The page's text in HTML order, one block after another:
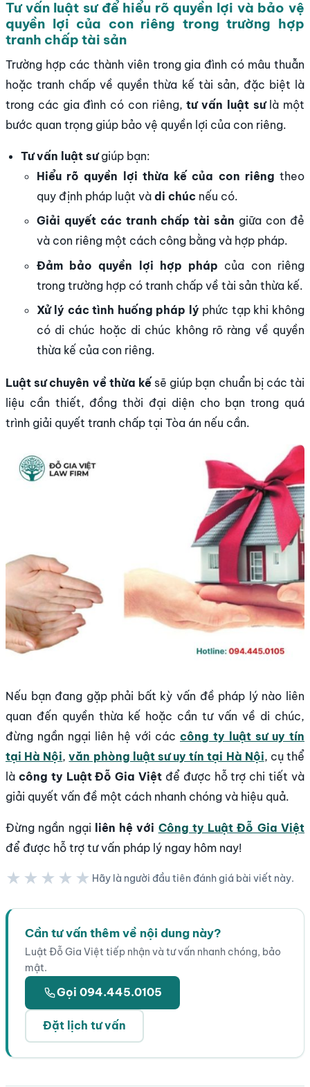
Tư vấn luật sư để hiểu rõ quyền lợi và bảo vệ
quyền lợi của con riêng trong trường hợp
tranh chấp tài sản
Trường hợp các thành viên trong gia đình có mâu thuẫn
hoặc tranh chấp về quyền thừa kế tài sản, đặc biệt là
trong các gia đình có con riêng,tư vấn luật sưlà một
bước quan trọng giúp bảo vệ quyền lợi của con riêng.
Tư vấn luật sưgiúp bạn:
Hiểu rõ quyền lợi thừa kế của con riêng theo
quy định pháp luật và di chúc nếu có.
Giải quyết các tranh chấp tài sản giữa con đẻ
và con riêng một cách công bằng và hợp pháp.
Đảm bảo quyền lợi hợp pháp của con riêng
trong trường hợp có tranh chấp về tài sản thừa kế.
Xử lý các tình huống pháp lý phức tạp khi không
có di chúc hoặc di chúc không rõ ràng về quyền
thừa kế của con riêng.
Luật sư chuyên về thừa kếsẽ giúp bạn chuẩn bị các tài
liệu cần thiết, đồng thời đại diện cho bạn trong quá
trình giải quyết tranh chấp tại Tòa án nếu cần.
Nếu bạn đang gặp phải bất kỳ vấn đề pháp lý nào liên
quan đến quyền thừa kế hoặc cần tư vấn về di chúc,
đừng ngần ngại liên hệ với các công ty luật sư uy tín
tại Hà Nội,văn phòng luật sư uy tín tại Hà Nội, cụ thể
là công ty Luật Đỗ Gia Việt để được hỗ trợ chi tiết và
giải quyết vấn đề một cách nhanh chóng và hiệu quả.
Đừng ngần ngại liên hệ với Công ty Luật Đỗ Gia Việt
để được hỗ trợ tư vấn pháp lý ngay hôm nay!
★★★★★ Hãy là người đầu tiên đánh giá bài viết này.
Cần tư vấn thêm về nội dung này?
Luật Đỗ Gia Việt tiếp nhận và tư vấn nhanh chóng, bảo
mật.
Gọi 094.445.0105
Đặt lịch tư vấn